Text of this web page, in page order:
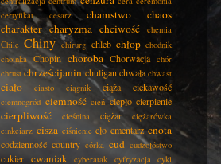
certyfikat
cesarz chamstwo
chaos
charakter charyzma chciwość
chemia
Chile Chiny chirurg chleb chłop chodnik
choinka Chopin choroba Chorwacja chór
chrust chrześcijanin chuligan chwała chwast
ciało ciasto ciągnik ciąża ciekawość
ciemnogród ciemność cień ciepło cierpienie
cierpliwość cieśnina ciężar
ciężarówka
cinkciarz cisza ciśnienie cło cmentarz cnota
codzienność country córka cud cudzołóstwo
cukier cwaniak cyberatak cyfryzacja cykl